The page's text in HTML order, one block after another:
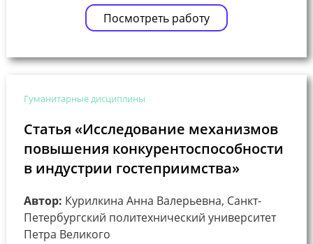
Посмотреть работу
Гуманитарные дисциплины
Статья «Исследование механизмов
повышения конкурентоспособности
в индустрии гостеприимства»
Автор: Курилкина Анна Валерьевна, Санкт-
Петербургский политехнический университет
Петра Великого